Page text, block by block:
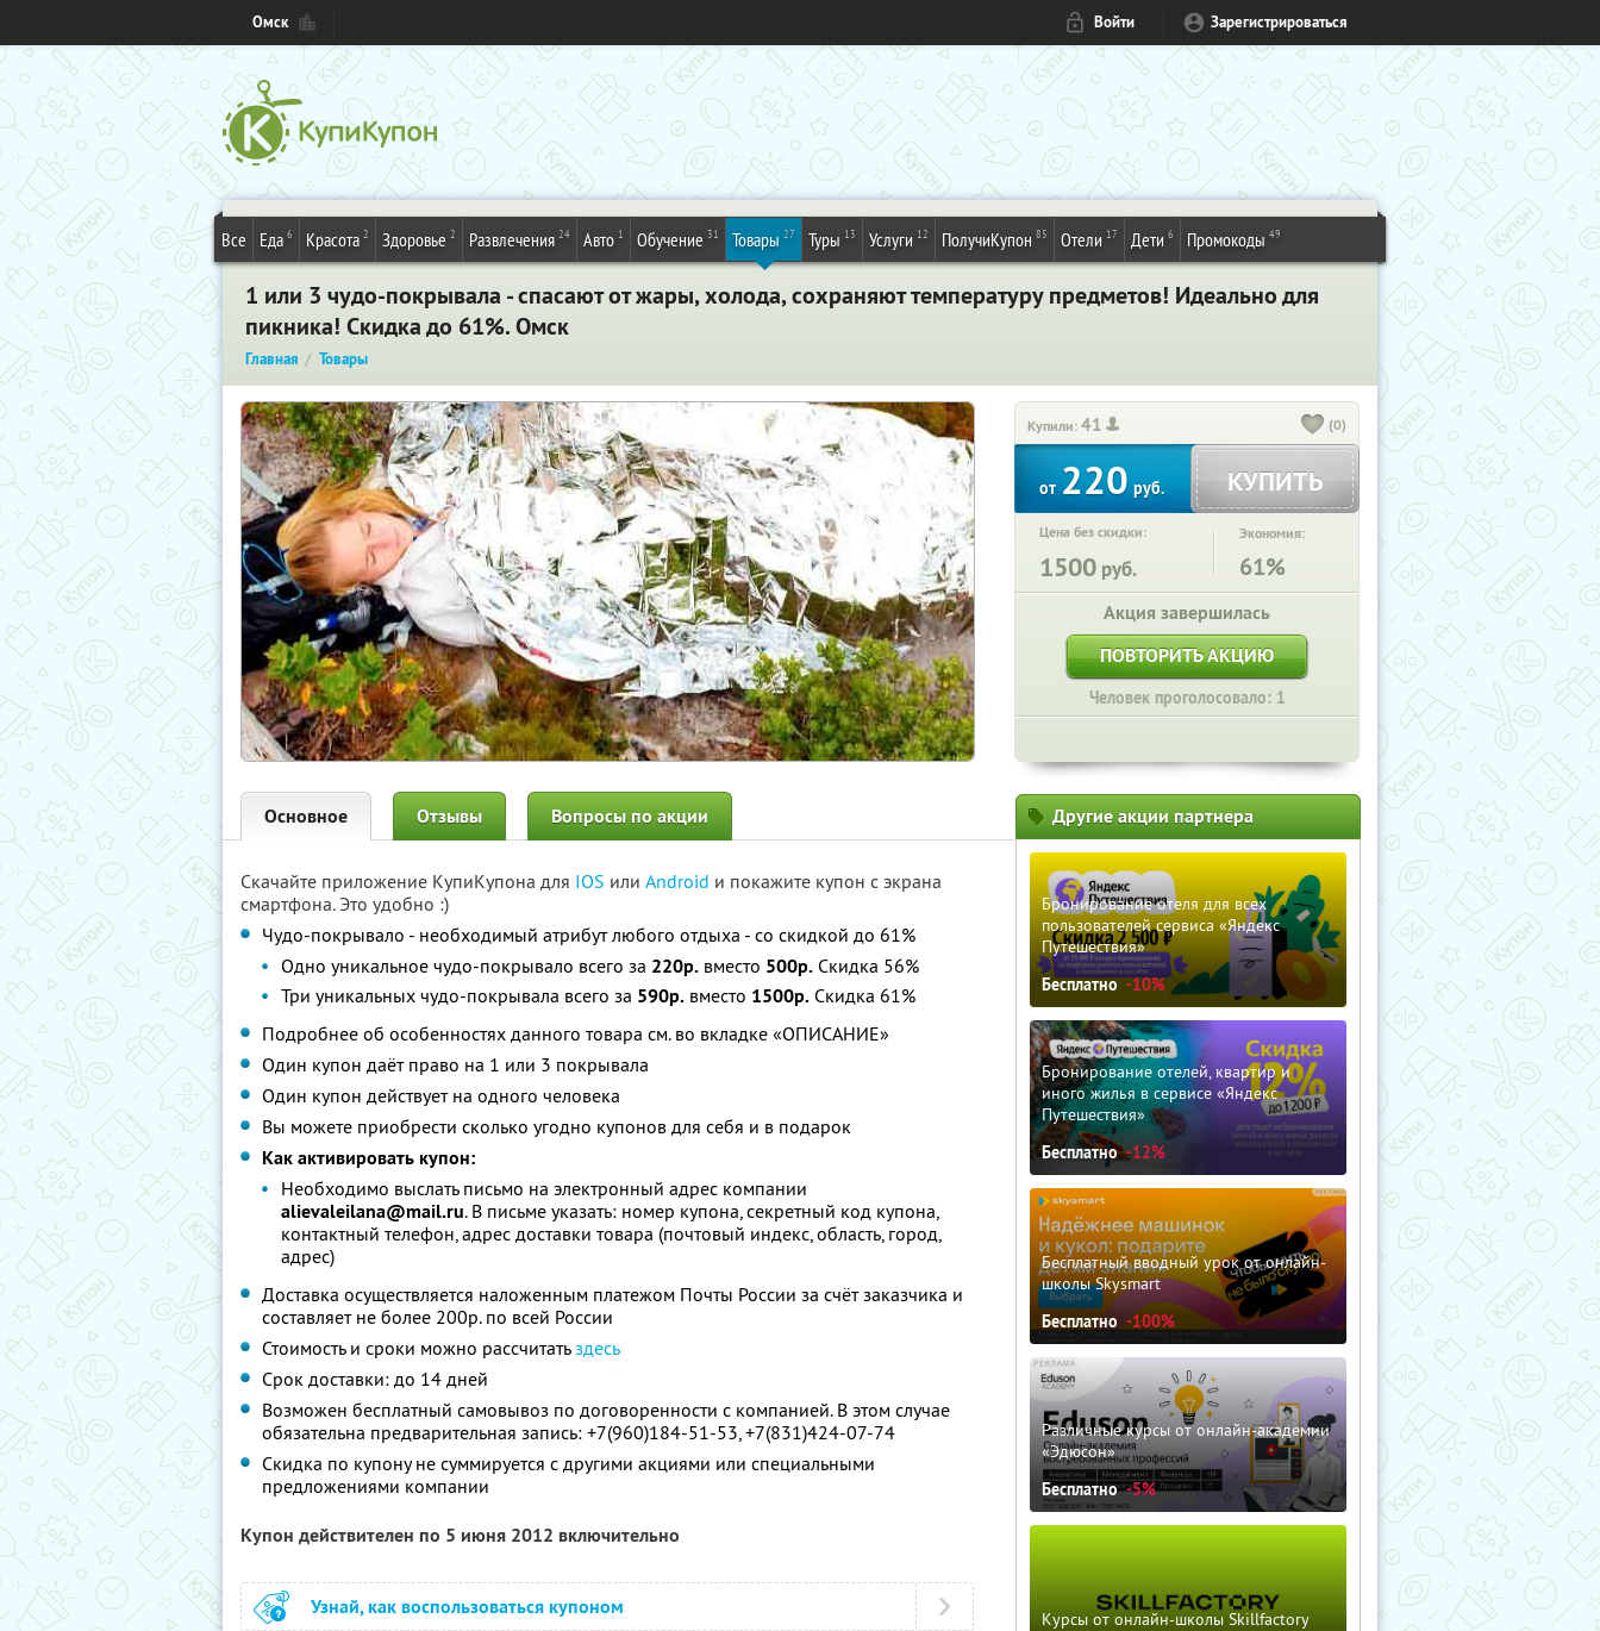
Омск Войти Зарегистрироваться
Все Еда 6 Красота 2 Здоровье 2 Развлечения 24 Авто 1 Обучение 31 Товары 27 Туры 13 Услуги 12 ПолучиКупон 85 Отели 17 Дети 6 Промокоды 49
1 или 3 чудо-покрывала - спасают от жары, холода, сохраняют температуру предметов! Идеально для
пикника! Скидка до 61%. Омск
Главная Товары
Купили:41 (0)
от220руб. КУПИТЬ
Цена без скидки:
1500 руб.
Экономия:
61%
Акция завершилась
ПОВТОРИТЬ АКЦИЮ
Человек проголосовало: 1
Основное Отзывы Вопросы по акции
Скачайте приложение КупиКупона для IOS или Android и покажите купон с экрана
смартфона. Это удобно :)
Чудо-покрывало - необходимый атрибут любого отдыха - со скидкой до 61%
Одно уникальное чудо-покрывало всего за 220р. вместо 500р. Скидка 56%
Три уникальных чудо-покрывала всего за 590р. вместо 1500р. Скидка 61%
Подробнее об особенностях данного товара см. во вкладке «ОПИСАНИЕ»
Один купон даёт право на 1 или 3 покрывала
Один купон действует на одного человека
Вы можете приобрести сколько угодно купонов для себя и в подарок
Как активировать купон:
Необходимо выслать письмо на электронный адрес компании
alievaleilana@mail.ru. В письме указать: номер купона, секретный код купона,
контактный телефон, адрес доставки товара (почтовый индекс, область, город,
адрес)
Доставка осуществляется наложенным платежом Почты России за счёт заказчика и
составляет не более 200р. по всей России
Стоимость и сроки можно рассчитатьздесь
Срок доставки: до 14 дней
Возможен бесплатный самовывоз по договоренности с компанией. В этом случае
обязательна предварительная запись: +7(960)184-51-53, +7(831)424-07-74
Скидка по купону не суммируется с другими акциями или специальными
предложениями компании
Купон действителен по 5 июня 2012 включительно
Узнай, как воспользоваться купоном
Другие акции партнера
Бронирование отеля для всех
пользователей сервиса «Яндекс
Путешествия»
Бесплатно -10%
Бронирование отелей, квартир и
иного жилья в сервисе «Яндекс
Путешествия»
Бесплатно -12%
Бесплатный вводный урок от онлайн-
школы Skysmart
Бесплатно -100%
Различные курсы от онлайн-академии
«Эдюсон»
Бесплатно -5%
Курсы от онлайн-школы Skillfactory